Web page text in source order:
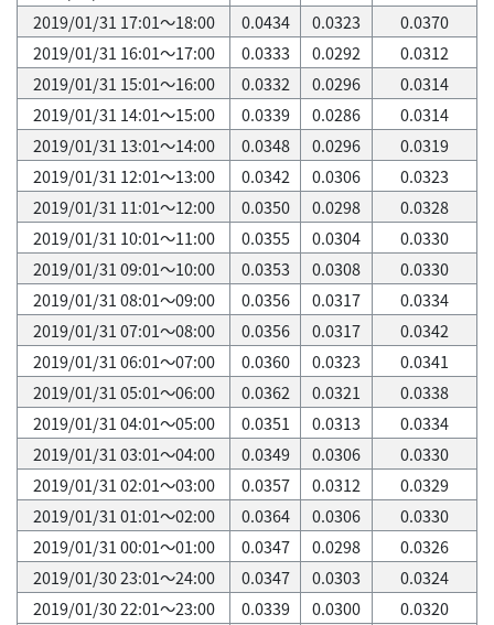
2019/01/31 17:01～18:00
0.0434 0.0323
0.0370
2019/01/31 16:01～17:00
0.0333 0.0292
0.0312
2019/01/31 15:01～16:00
0.0332 0.0296
0.0314
2019/01/31 14:01～15:00
0.0339 0.0286
0.0314
2019/01/31 13:01～14:00
0.0348 0.0296
0.0319
2019/01/31 12:01～13:00
0.0342 0.0306
0.0323
2019/01/31 11:01～12:00
0.0350 0.0298
0.0328
2019/01/31 10:01～11:00
0.0355 0.0304
0.0330
2019/01/31 09:01～10:00
0.0353 0.0308
0.0330
2019/01/31 08:01～09:00
0.0356 0.0317
0.0334
2019/01/31 07:01～08:00
0.0356 0.0317
0.0342
2019/01/31 06:01～07:00
0.0360 0.0323
0.0341
2019/01/31 05:01～06:00
0.0362 0.0321
0.0338
2019/01/31 04:01～05:00
0.0351 0.0313
0.0334
2019/01/31 03:01～04:00
0.0349 0.0306
0.0330
2019/01/31 02:01～03:00
0.0357 0.0312
0.0329
2019/01/31 01:01～02:00
0.0364 0.0306
0.0330
2019/01/31 00:01～01:00
0.0347 0.0298
0.0326
2019/01/30 23:01～24:00
0.0347 0.0303
0.0324
2019/01/30 22:01～23:00
0.0339 0.0300
0.0320